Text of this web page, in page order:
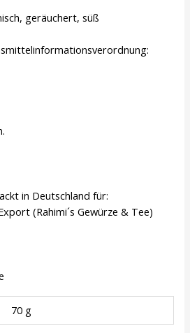
geräuchert, süß
in Deutschland für:
(Rahimi´s Gewürze & Tee)
70 g